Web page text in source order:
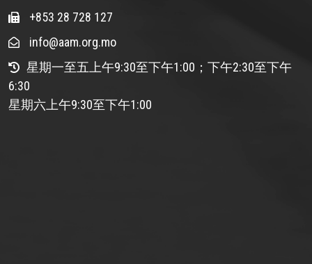
+853 28 728 127
info@aam.org.mo
星期一至五上午9:30至下午1:00；下午2:30至下午
6:30
星期六上午9:30至下午1:00